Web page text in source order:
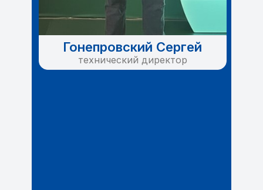
Гонепровский Сергей
технический директор